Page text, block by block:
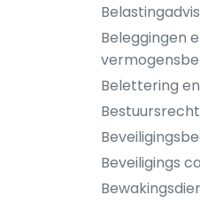
Beleggingen
Belettering
Beveiligings